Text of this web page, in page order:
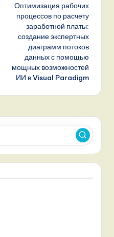
Оптимизация рабочих
процессов по расчету
заработной платы:
создание экспертных
диаграмм потоков
данных с помощью
мощных возможностей
ИИ в Visual Paradigm